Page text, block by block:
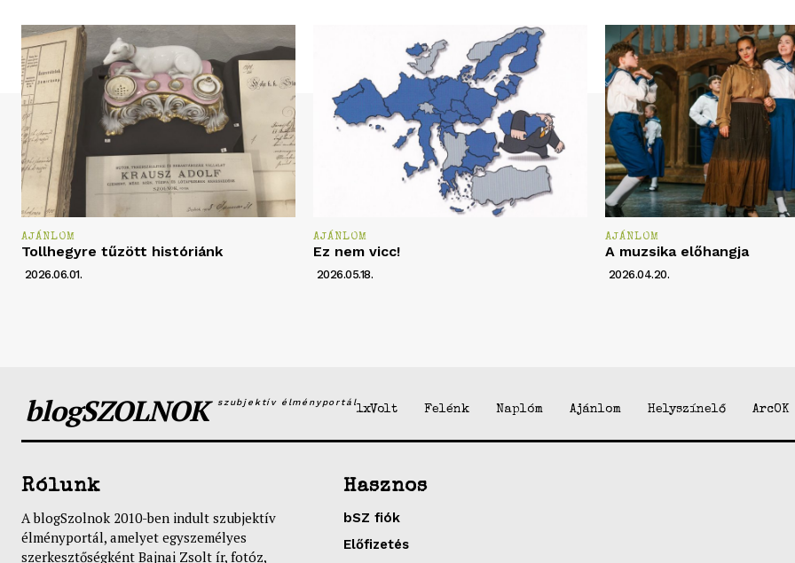
AJÁNLOM
Tollhegyre tűzött históriánk
2026.06.01.
AJÁNLOM
Ez nem vicc!
2026.05.18.
AJÁNLOM
A muzsika előhangja
2026.04.20.
blogSZOLNOK szubjektív élményportál
1xVolt Felénk Naplóm Ajánlom Helyszínelő ArcOK
Rólunk
A blogSzolnok 2010-ben indult szubjektív
élményportál, amelyet egyszemélyes
szerkesztőségként Bajnai Zsolt ír, fotóz,
Hasznos
bSZ fiók
Előfizetés